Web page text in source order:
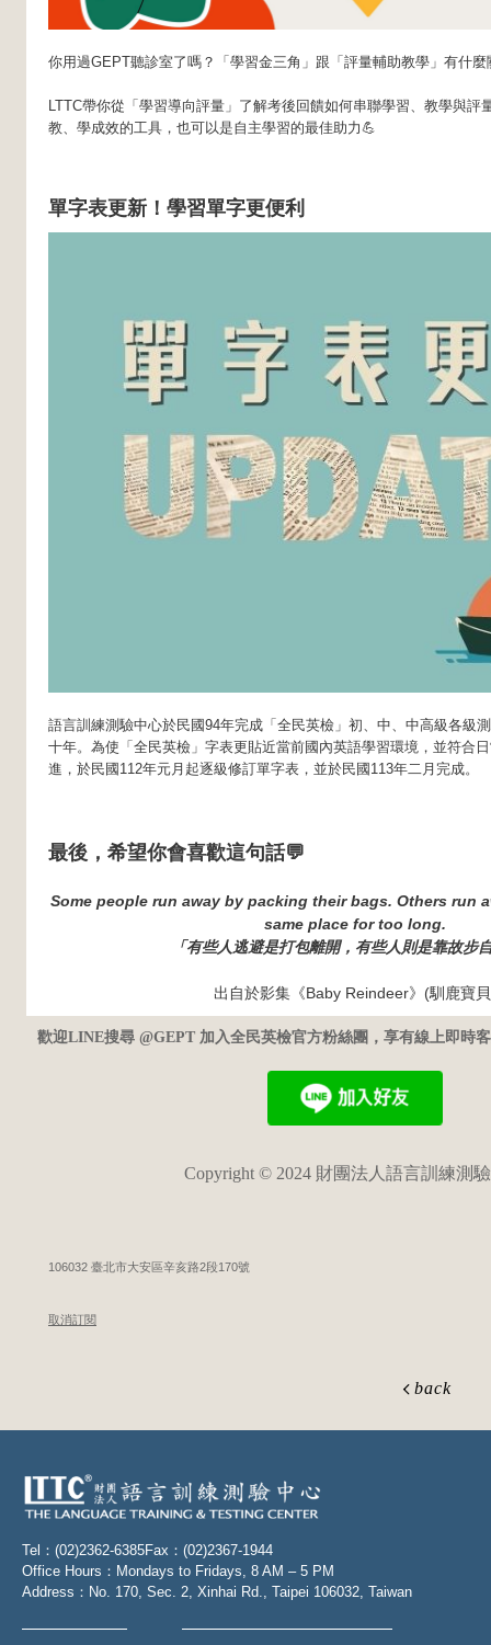
你用過GEPT聽診室了嗎？「學習金三角」跟「評量輔助教學」有什麼
LTTC帶你從「學習導向評量」了解考後回饋如何串聯學習、教學與評
教、學成效的工具，也可以是自主學習的最佳助力💪
單字表更新！學習單字更便利
語言訓練測驗中心於民國94年完成「全民英檢」初、中、中高級各級
十年。為使「全民英檢」字表更貼近當前國內英語學習環境，並符合
進，於民國112年元月起逐級修訂單字表，並於民國113年二月完成。
最後，希望你會喜歡這句話💬
Some people run away by packing their bags. Others run
same place for too long.
「有些人逃避是打包離開，有些人則是靠故步
出自於影集《Baby Reindeer》(馴鹿寶貝
歡迎LINE搜尋 @GEPT 加入全民英檢官方粉絲團，享有線上即時
Copyright © 2024 財團法人語言訓練測
106032 臺北市大安區辛亥路2段170號
取消訂閱
back
Tel：(02)2362-6385Fax：(02)2367-1944
Office Hours：Mondays to Fridays, 8 AM – 5 PM
Address：No. 170, Sec. 2, Xinhai Rd., Taipei 106032, Taiwan